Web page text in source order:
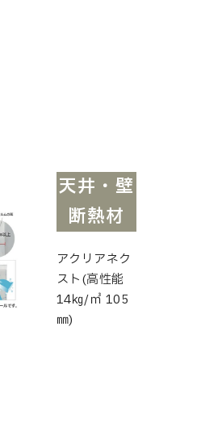
天井・壁
断熱材
アクリアネク
スト(高性能
14㎏/㎥ 105
㎜)